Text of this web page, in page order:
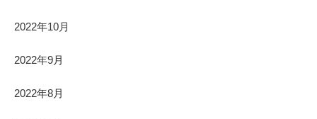
2022年10月
2022年9月
2022年8月